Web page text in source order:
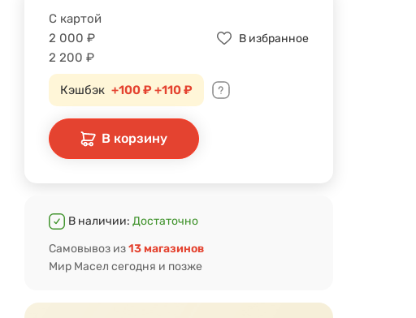
С картой
2 000 ₽
2 200 ₽
В избранное
Кэшбэк +100 ₽+110 ₽
В корзину
В наличии: Достаточно
Самовывоз из13 магазинов
Мир Масел сегодня и позже